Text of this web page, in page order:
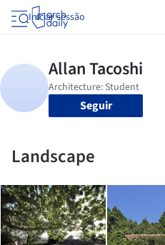
Iniciar sessão
Seguir
Landscape